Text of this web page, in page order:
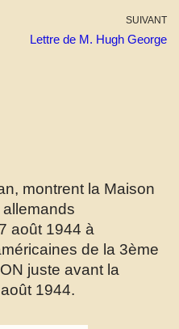
SUIVANT
Lettre de M. Hugh George
montrent la Maison
août 1944 à
de la 3ème
juste avant la
1944.